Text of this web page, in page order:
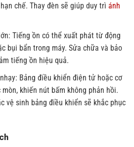
chế. Thay đèn sẽ giúp duy trì ánh
Tiếng ồn có thể xuất phát từ động
bụi bẩn trong máy. Sửa chữa và bảo
tiếng ồn hiệu quả.
Bảng điều khiển điện tử hoặc cơ
khiến nút bấm không phản hồi.
vệ sinh bảng điều khiển sẽ khắc phục